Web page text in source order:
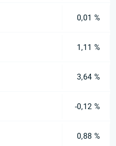
0,01 %
1,11 %
3,64 %
-0,12 %
0,88 %